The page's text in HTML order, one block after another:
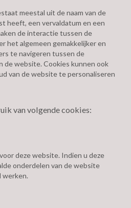
meestal uit de naam van de
heeft, een vervaldatum en een
de interactie tussen de
het algemeen gemakkelijker en
te navigeren tussen de
de website. Cookies kunnen ook
van de website te personaliseren
van volgende cookies:
deze website. Indien u deze
onderdelen van de website
werken.